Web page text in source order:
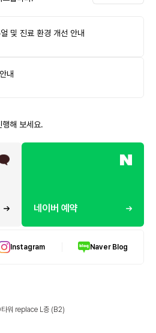
및 진료 환경 개선 안내
내
행해 보세요.
네이버 예약
Instagram Naver Blog
타워 replace L층 (B2)